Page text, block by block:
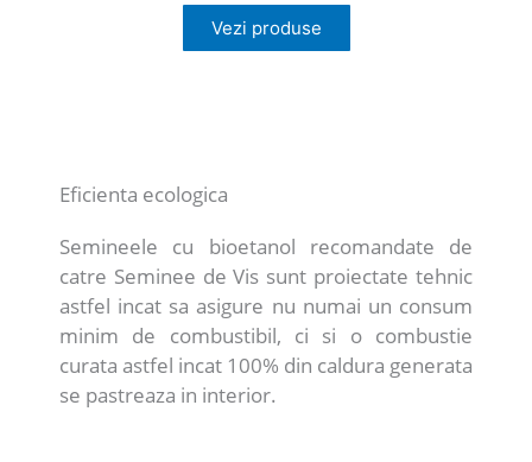
Vezi produse
Eficienta ecologica
Semineele cu bioetanol recomandate de
catre Seminee de Vis sunt proiectate tehnic
astfel incat sa asigure nu numai un consum
minim de combustibil, ci si o combustie
curata astfel incat 100% din caldura generata
se pastreaza in interior.